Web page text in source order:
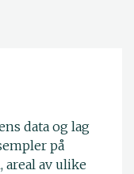
data og lag
på
areal av ulike